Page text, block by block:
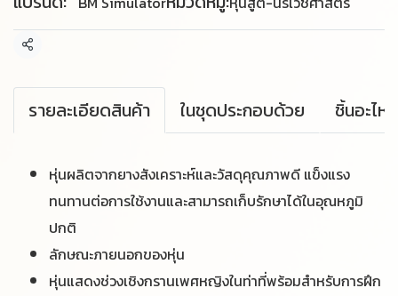
แชร์
รายละเอียดสินค้า ในชุดประกอบด้วย
หุ่นผลิตจากยางสังเคราะห์และวัสดุคุณภาพดี แข็งแรง
ทนทานต่อการใช้งานและสามารถเก็บรักษาได้ในอุณหภูมิ
ปกติ
ลักษณะภายนอกของหุ่น
หุ่นแสดงช่วงเชิงกรานเพศหญิงในท่าที่พร้อมสำหรับการฝึก